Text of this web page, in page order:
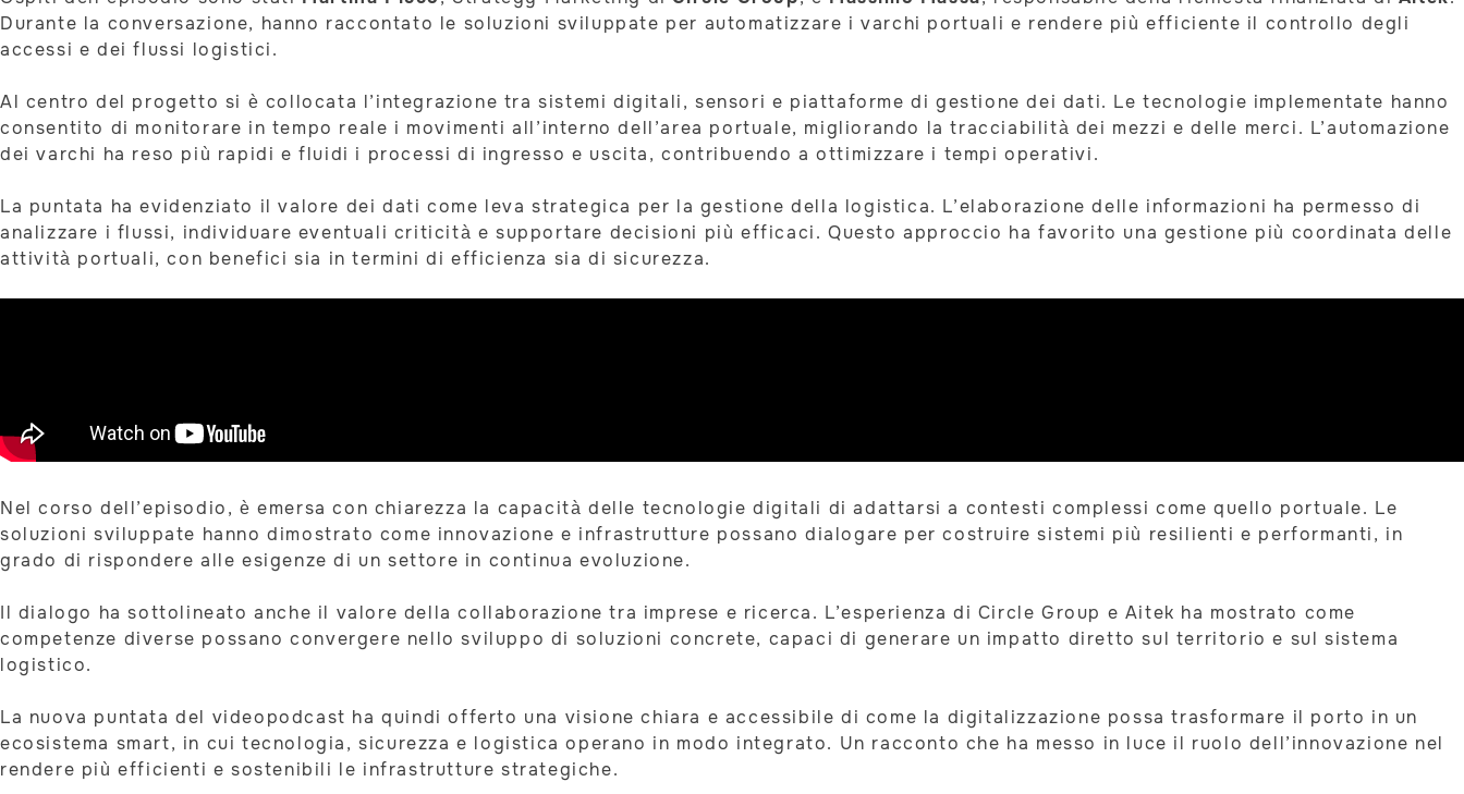
Durante la conversazione, hanno raccontato le soluzioni sviluppate per automatizzare i varchi portuali e rendere più efficiente il controllo degli
accessi e dei flussi logistici.
Al centro del progetto si è collocata l’integrazione tra sistemi digitali, sensori e piattaforme di gestione dei dati. Le tecnologie implementate hanno
consentito di monitorare in tempo reale i movimenti all’interno dell’area portuale, migliorando la tracciabilità dei mezzi e delle merci. L’automazione
dei varchi ha reso più rapidi e fluidi i processi di ingresso e uscita, contribuendo a ottimizzare i tempi operativi.
La puntata ha evidenziato il valore dei dati come leva strategica per la gestione della logistica. L’elaborazione delle informazioni ha permesso di
analizzare i flussi, individuare eventuali criticità e supportare decisioni più efficaci. Questo approccio ha favorito una gestione più coordinata delle
attività portuali, con benefici sia in termini di efficienza sia di sicurezza.
Nel corso dell’episodio, è emersa con chiarezza la capacità delle tecnologie digitali di adattarsi a contesti complessi come quello portuale. Le
soluzioni sviluppate hanno dimostrato come innovazione e infrastrutture possano dialogare per costruire sistemi più resilienti e performanti, in
grado di rispondere alle esigenze di un settore in continua evoluzione.
Il dialogo ha sottolineato anche il valore della collaborazione tra imprese e ricerca. L’esperienza di Circle Group e Aitek ha mostrato come
competenze diverse possano convergere nello sviluppo di soluzioni concrete, capaci di generare un impatto diretto sul territorio e sul sistema
logistico.
La nuova puntata del videopodcast ha quindi offerto una visione chiara e accessibile di come la digitalizzazione possa trasformare il porto in un
ecosistema smart, in cui tecnologia, sicurezza e logistica operano in modo integrato. Un racconto che ha messo in luce il ruolo dell’innovazione nel
rendere più efficienti e sostenibili le infrastrutture strategiche.